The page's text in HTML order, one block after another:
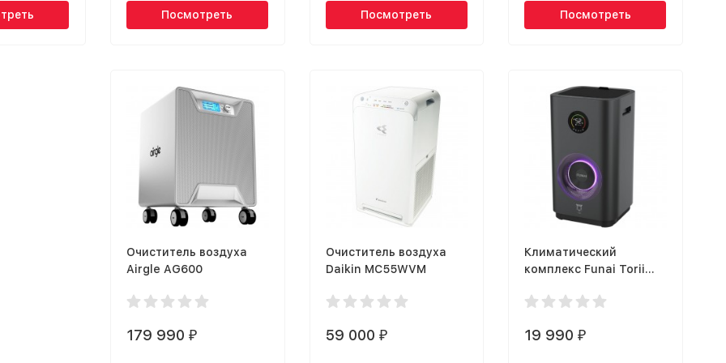
Посмотреть Посмотреть Посмотреть
Очиститель воздуха
Airgle AG600
179 990 ₽
Очиститель воздуха
Daikin MC55WVM
59 000 ₽
Климатический
комплекс Funai Torii
19 990₽